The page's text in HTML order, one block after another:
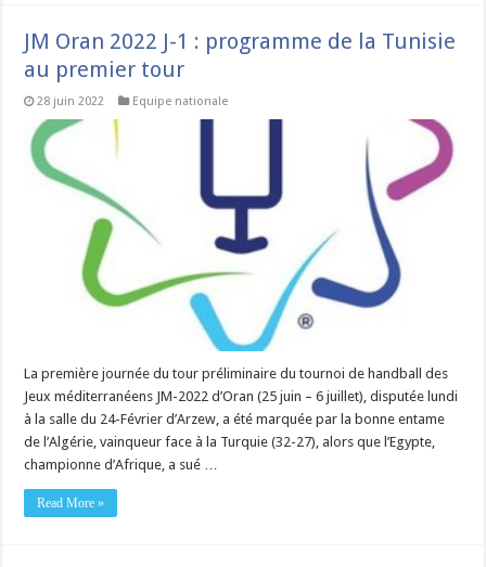
JM Oran 2022 J-1 : programme de la Tunisie
au premier tour
28 juin 2022 Equipe nationale
La première journée du tour préliminaire du tournoi de handball des
Jeux méditerranéens JM-2022 d’Oran (25 juin – 6 juillet), disputée lundi
à la salle du 24-Février d’Arzew, a été marquée par la bonne entame
de l’Algérie, vainqueur face à la Turquie (32-27), alors que l’Egypte,
championne d’Afrique, a sué …
Read More »